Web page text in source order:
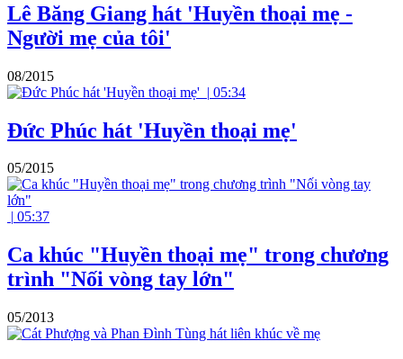
Lê Băng Giang hát 'Huyền thoại mẹ -
Người mẹ của tôi'
08/2015
| 05:34
Đức Phúc hát 'Huyền thoại mẹ'
05/2015
| 05:37
Ca khúc "Huyền thoại mẹ" trong chương
trình "Nối vòng tay lớn"
05/2013